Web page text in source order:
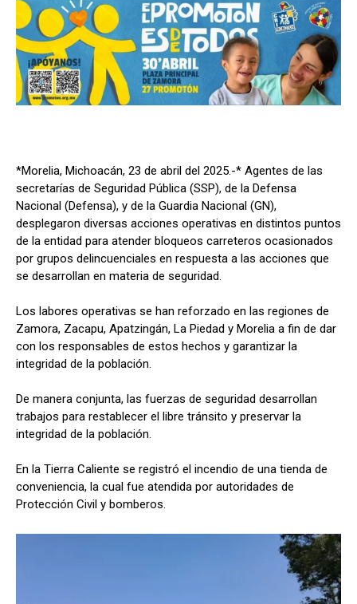
*Morelia, Michoacán, 23 de abril del 2025.-* Agentes de las
secretarías de Seguridad Pública (SSP), de la Defensa
Nacional (Defensa), y de la Guardia Nacional (GN),
desplegaron diversas acciones operativas en distintos puntos
de la entidad para atender bloqueos carreteros ocasionados
por grupos delincuenciales en respuesta a las acciones que
se desarrollan en materia de seguridad.
Los labores operativas se han reforzado en las regiones de
Zamora, Zacapu, Apatzingán, La Piedad y Morelia a fin de dar
con los responsables de estos hechos y garantizar la
integridad de la población.
De manera conjunta, las fuerzas de seguridad desarrollan
trabajos para restablecer el libre tránsito y preservar la
integridad de la población.
En la Tierra Caliente se registró el incendio de una tienda de
conveniencia, la cual fue atendida por autoridades de
Protección Civil y bomberos.